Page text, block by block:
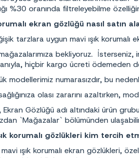
%30 oranında filtreleyebilme
ekran gözlüğü nasıl satın
tarzlara uygun mavi ışık korumalı
bekliyoruz.
hiçbir kargo ücreti ödemeden
modellerimiz numarasızdır, bu
olası zararını azaltırken,
Ekran Gözlüğü adı altındaki ürün
`Mağazalar` bölümünden
korumalı gözlükleri kim tercih
ışık korumalı ekran